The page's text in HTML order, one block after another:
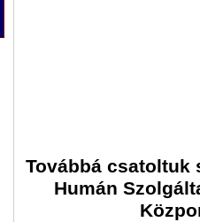
Továbbá csatoltuk
Humán